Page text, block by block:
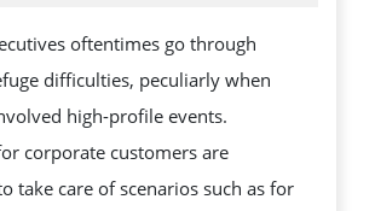
SERVICES
IN
JACK
LONDON
oftentimes go through
difficulties, peculiarly when
high-profile events.
corporate customers are
take care of scenarios such as for